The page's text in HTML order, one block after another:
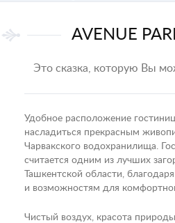
AVENUE
Это сказка, которую Вы
Удобное расположение
насладиться прекрасным
Чарвакского водохранилища.
считается одним из лучших
Ташкентской области,
и возможностям для
Чистый воздух, красота